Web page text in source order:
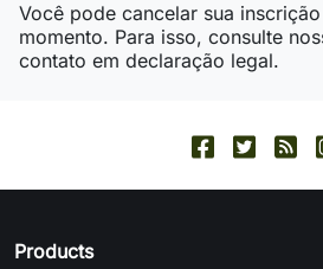
Você pode cancelar sua
momento. Para isso, consulte
contato em declaração legal.
Products